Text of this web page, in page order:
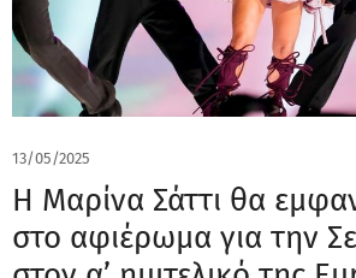
13/05/2025
Η Μαρίνα Σάττι θα
στο αφιέρωμα για την